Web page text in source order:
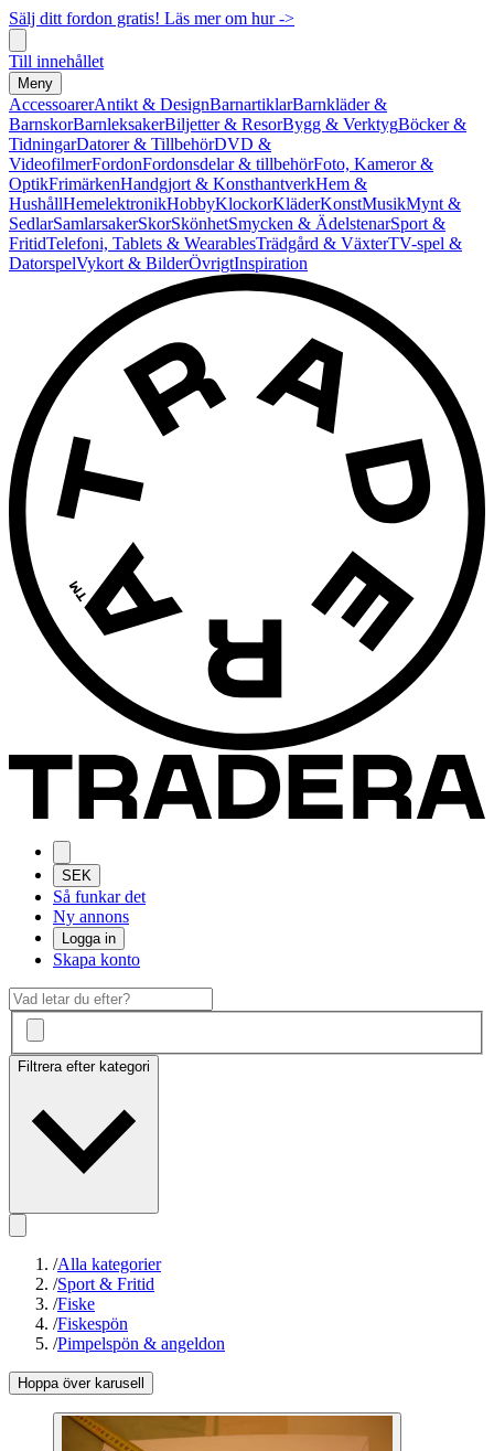
Sälj ditt fordon gratis! Läs mer om hur ->
Till innehållet
Meny
AccessoarerAntikt & DesignBarnartiklarBarnkläder &
BarnskorBarnleksakerBiljetter & ResorBygg & VerktygBöcker &
TidningarDatorer & TillbehörDVD &
VideofilmerFordonFordonsdelar & tillbehörFoto, Kameror &
OptikFrimärkenHandgjort & KonsthantverkHem &
HushållHemelektronikHobbyKlockorKläderKonstMusikMynt &
SedlarSamlarsakerSkorSkönhetSmycken & ÄdelstenarSport &
FritidTelefoni, Tablets & WearablesTrädgård & VäxterTV-spel &
DatorspelVykort & BilderÖvrigtInspiration
SEK
Så funkar det
Ny annons
Logga in
Skapa konto
Filtrera efter kategori
/Alla kategorier
/Sport & Fritid
/Fiske
/Fiskespön
/Pimpelspön & angeldon
Hoppa över karusell